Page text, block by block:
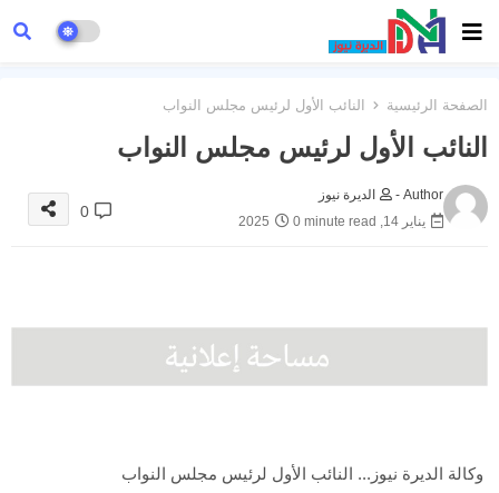
الصفحة الرئيسية النائب الأول لرئيس مجلس النواب
النائب الأول لرئيس مجلس النواب
Author -
الديرة نيوز
يناير 14, 2025
0 minute read
0
وكالة الديرة نيوز... النائب الأول لرئيس مجلس النواب